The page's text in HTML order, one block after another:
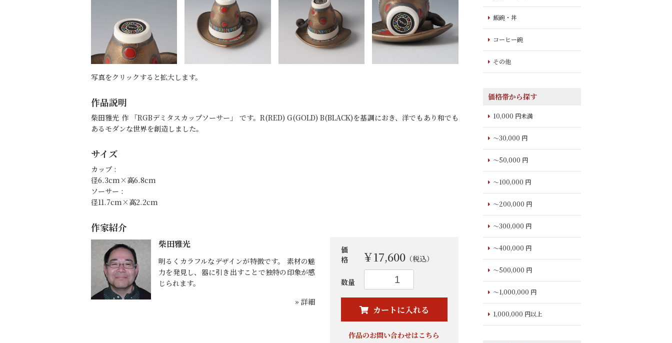
写真をクリックすると拡大します。
作品説明
柴田雅光 作 「RGBデミタスカップソーサー」 です。R(RED) G(GOLD) B(BLACK)を基調におき、洋でもあり和でも
あるモダンな世界を創造しました。
サイズ
カップ :
径6.3cm×高6.8cm
ソーサー :
径11.7cm×高2.2cm
作家紹介
柴田雅光
明るくカラフルなデザインが特徴です。 素材の魅
力を発見し、器に引き出すことで独特の印象が感
じられます。
» 詳細
価
格
￥17,600（税込）
数量
カートに入れる
作品のお問い合わせはこちら
飯碗・丼
コーヒー碗
その他
価格帯から探す
10,000 円未満
～30,000 円
～50,000 円
～100,000 円
～200,000 円
～300,000 円
～400,000 円
～500,000 円
～1,000,000 円
1,000,000 円以上